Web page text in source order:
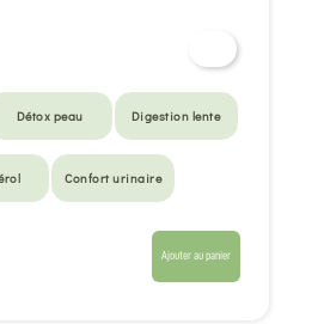
Détox peau Digestion lente
Confort urinaire
Ajouter au panier